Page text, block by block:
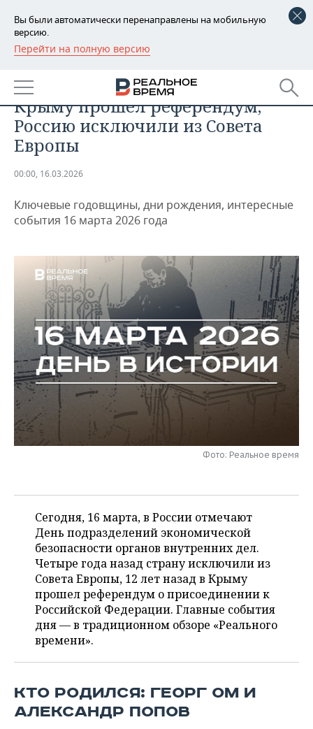
Вы были автоматически перенаправлены на мобильную
версию.
Перейти на полную версию
РЕГИОНЫ
БАШКОРТОСТАН
ТАТАРСТАН
УДМУРТИЯ
НОВОСТИ
АНАЛИТИКА
НОВОСТИ АНАЛИТИКИ
ДЕКЛАРАЦИИ О ДОХОДАХ
КОРОЛИ ГОСЗАКАЗА ПФО
КОМУ ПРИНАДЛЕЖАТ
ТОРГОВЫЕ ЦЕНТРЫ
ТАТАРСТАНА
ЭКОНОМИКА
НОВОСТИ ЭКОНОМИКИ
ФИНАНСЫ
БЮДЖЕТ
ИНВЕСТИЦИИ
ПРОМЫШЛЕННОСТЬ
НОВОСТИ
ПРОМЫШЛЕННОСТИ
АГРОПРОМ
МАШИНОСТРОЕНИЕ
НЕФТЕХИМИЯ
НЕФТЬ
ОПК
ЭНЕРГЕТИКА
НЕДВИЖИМОСТЬ
НОВОСТИ АВТО
БИЗНЕС
НОВОСТИ БИЗНЕСА
РОЗНИЧНАЯ ТОРГОВЛЯ
ТРАНСПОРТ
УСЛУГИ
ТЕХНОЛОГИИ
НОВОСТИ ТЕХНОЛОГИЙ
IT
МЕДИА
ТЕЛЕКОММУНИКАЦИИ
МЕРОПРИЯТИЯ
НОВОСТИ МЕРОПРИЯТИЙ
ВЫЕЗДНАЯ РЕДАКЦИЯ
БИЗНЕС-БРАНЧИ
ОТКРЫТАЯ ЛЕКЦИЯ
СПОРТ
НОВОСТИ СПОРТА
ФУТБОЛ
БАСКЕТБОЛ
ВОЛЕЙБОЛ
КИБЕРСПОРТ
ФИГУРНОЕ КАТАНИЕ
ВОДНЫЕ ВИДЫ СПОРТА
ХОККЕЙ С МЯЧОМ
ОБЩЕСТВО
НОВОСТИ ОБЩЕСТВА
ИНФРАСТРУКТУРА
ИСТОРИЯ
КУЛЬТУРА
МЕДИЦИНА
ОБРАЗОВАНИЕ
ПРОИСШЕСТВИЯ
ФОТОГАЛЕРЕЯ
СПИСОК ПЕРСОН
СПИСОК КОМПАНИЙ
ПОЛНАЯ ВЕРСИЯ
День в истории 16 марта: в
Крыму прошел референдум,
Россию исключили из Совета
Европы
00:00, 16.03.2026
Ключевые годовщины, дни рождения, интересные
события 16 марта 2026 года
Фото: Реальное время
Сегодня, 16 марта, в России отмечают
День подразделений экономической
безопасности органов внутренних дел.
Четыре года назад страну исключили из
Совета Европы, 12 лет назад в Крыму
прошел референдум о присоединении к
Российской Федерации. Главные события
дня — в традиционном обзоре «Реального
времени».
КТО РОДИЛСЯ: ГЕОРГ ОМ И
АЛЕКСАНДР ПОПОВ